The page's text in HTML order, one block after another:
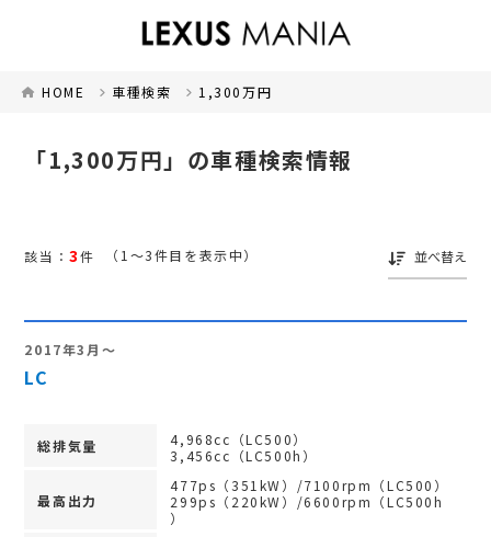
HOME 車種検索 1,300万円
「1,300万円」の車種検索情報
該当：3件 （1～3件目を表示中） 並べ替え
2017年3月～
LC
総排気量
4,968cc（LC500）
3,456cc（LC500h）
最高出力
477ps（351kW）/7100rpm（LC500）
299ps（220kW）/6600rpm（LC500h
）